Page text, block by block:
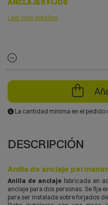
ANCLAJES FIJOS
Leer más detalles
La cantidad mínima en el pedido
DESCRIPCIÓN
Anilla de anclaje
Anilla de anclaje fabricada en
anclaje para dos personas. Se fija
para ser instalada sobre forjados